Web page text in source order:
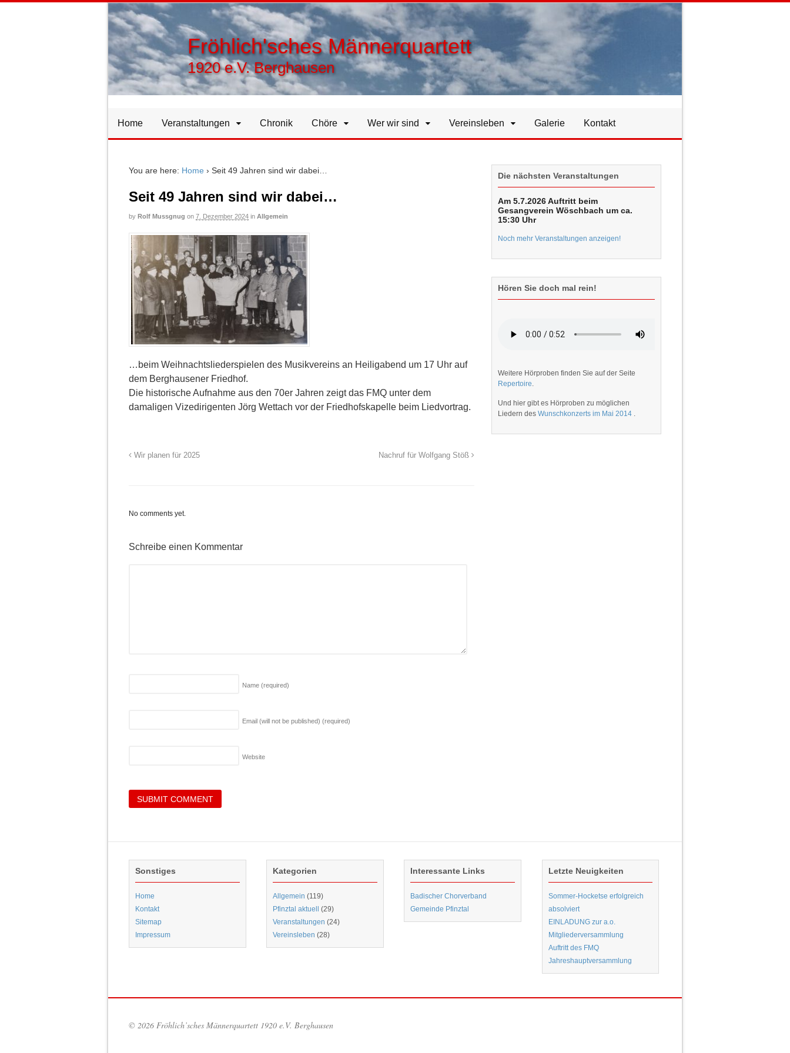
Fröhlich'sches Männerquartett
1920 e.V. Berghausen
Home Veranstaltungen Chronik Chöre Wer wir sind Vereinsleben Galerie Kontakt
You are here: Home › Seit 49 Jahren sind wir dabei…
Seit 49 Jahren sind wir dabei…
by Rolf Mussgnug on 7. Dezember 2024 in Allgemein
…beim Weihnachtsliederspielen des Musikvereins an Heiligabend um 17 Uhr auf
dem Berghausener Friedhof.
Die historische Aufnahme aus den 70er Jahren zeigt das FMQ unter dem
damaligen Vizedirigenten Jörg Wettach vor der Friedhofskapelle beim Liedvortrag.
Wir planen für 2025 Nachruf für Wolfgang Stöß
No comments yet.
Schreibe einen Kommentar
Name (required)
Email (will not be published) (required)
Website
Die nächsten Veranstaltungen
Am 5.7.2026 Auftritt beim
Gesangverein Wöschbach um ca.
15:30 Uhr
Noch mehr Veranstaltungen anzeigen!
Hören Sie doch mal rein!
Weitere Hörproben finden Sie auf der Seite
Repertoire
Und hier gibt es Hörproben zu möglichen
Liedern des Wunschkonzerts im Mai 2014
Sonstiges
Home
Kontakt
Sitemap
Impressum
Kategorien
Allgemein (119)
Pfinztal aktuell (29)
Veranstaltungen (24)
Vereinsleben (28)
Interessante Links
Badischer Chorverband
Gemeinde Pfinztal
Letzte Neuigkeiten
Sommer-Hocketse erfolgreich
absolviert
EINLADUNG zur a.o.
Mitgliederversammlung
Auftritt des FMQ
Jahreshauptversammlung
© 2026 Fröhlich’sches Männerquartett 1920 e.V. Berghausen